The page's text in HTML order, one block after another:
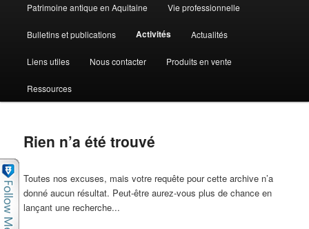
Patrimoine antique en Aquitaine Vie professionnelle
Bulletins et publications Activités Actualités
Liens utiles Nous contacter Produits en vente
Ressources
Rien n’a été trouvé
Toutes nos excuses, mais votre requête pour cette archive n’a
donné aucun résultat. Peut-être aurez-vous plus de chance en
lançant une recherche...